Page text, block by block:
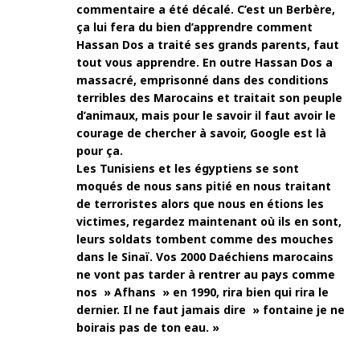
commentaire a été décalé. C’est un Berbère,
ça lui fera du bien d’apprendre comment
Hassan Dos a traité ses grands parents, faut
tout vous apprendre. En outre Hassan Dos a
massacré, emprisonné dans des conditions
terribles des Marocains et traitait son peuple
d’animaux, mais pour le savoir il faut avoir le
courage de chercher à savoir, Google est là
pour ça.
Les Tunisiens et les égyptiens se sont
moqués de nous sans pitié en nous traitant
de terroristes alors que nous en étions les
victimes, regardez maintenant où ils en sont,
leurs soldats tombent comme des mouches
dans le Sinaï. Vos 2000 Daéchiens marocains
ne vont pas tarder à rentrer au pays comme
nos » Afhans » en 1990, rira bien qui rira le
dernier. Il ne faut jamais dire » fontaine je ne
boirais pas de ton eau. »